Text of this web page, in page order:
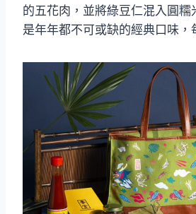
的五花肉，並將綠豆仁混入圓糯
是年年都不可或缺的經典口味，